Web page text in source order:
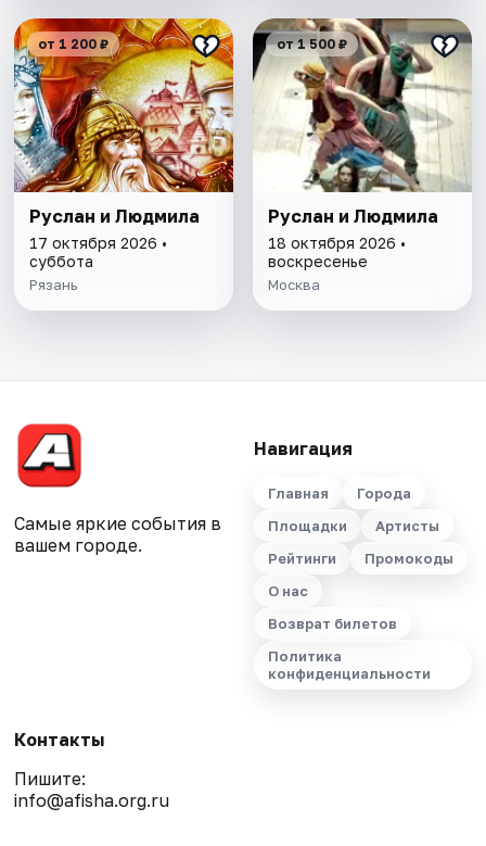
от 1 200 ₽
Руслан и Людмила
17 октября 2026 •
суббота
Рязань
от 1 500 ₽
Руслан и Людмила
18 октября 2026 •
воскресенье
Москва
Самые яркие события в
вашем городе.
Навигация
Главная
Города
Площадки
Артисты
Рейтинги
Промокоды
О нас
Возврат билетов
Политика
конфиденциальности
Контакты
Пишите:
info@afisha.org.ru